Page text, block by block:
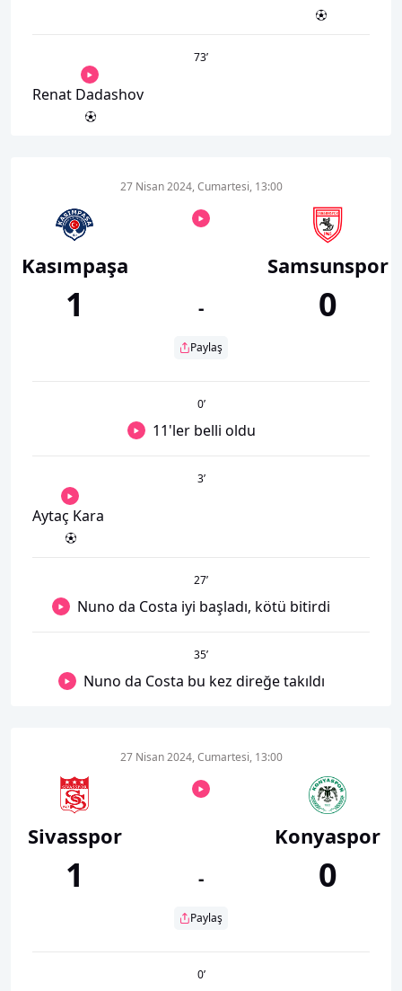
73’
Renat Dadashov
Kasımpaşa
1
27 Nisan 2024, Cumartesi, 13:00
-
Paylaş
Samsunspor
0
0’
11'ler belli oldu
3’
Aytaç Kara
27’
Nuno da Costa iyi başladı, kötü bitirdi
35’
Nuno da Costa bu kez direğe takıldı
Sivasspor
1
27 Nisan 2024, Cumartesi, 13:00
-
Paylaş
Konyaspor
0
0’